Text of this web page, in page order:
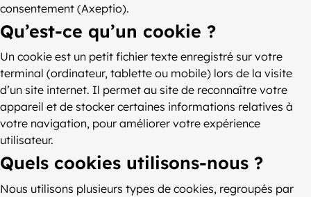
consentement (Axeptio).
Qu’est-ce qu’un cookie ?
Un cookie est un petit fichier texte enregistré sur votre
terminal (ordinateur, tablette ou mobile) lors de la visite
d’un site internet. Il permet au site de reconnaître votre
appareil et de stocker certaines informations relatives à
votre navigation, pour améliorer votre expérience
utilisateur.
Quels cookies utilisons-nous ?
Nous utilisons plusieurs types de cookies, regroupés par